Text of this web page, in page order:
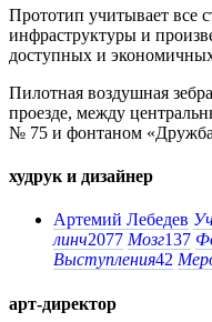
Прототип учитывает все
инфраструктуры и
доступных и
Пилотная воздушная
проезде, между
№ 75 и фонтаном
худрук и дизайнер
Артемий Лебедев
линч2077 Мозг137
Выступления42
арт-директор